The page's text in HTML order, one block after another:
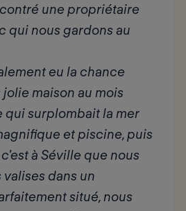
une propriétaire
qui nous gardons au
eu la chance
maison au mois
qui surplombait la mer
et piscine, puis
à Séville que nous
dans un
situé, nous